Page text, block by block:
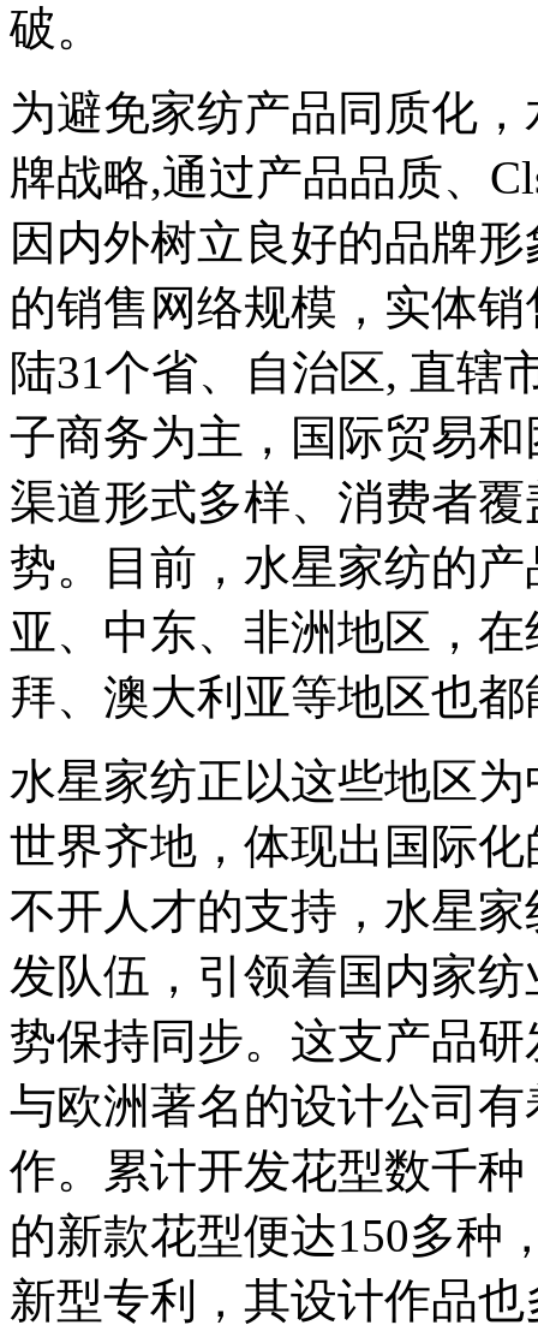
破。
为避免家纺产品同质化
牌战略,通过产品品质、
因内外树立良好的品牌
的销售网络规模，实体
陆31个省、自治区, 直辖
子商务为主，国际贸易
渠道形式多样、消费者
势。目前，水星家纺的
亚、中东、非洲地区，
拜、澳大利亚等地区也
水星家纺正以这些地区
世界齐地，体现出国际
不开人才的支持，水星
发队伍，引领着国内家
势保持同步。这支产品
与欧洲著名的设计公司
作。累计开发花型数千
的新款花型便达150多种
新型专利，其设计作品